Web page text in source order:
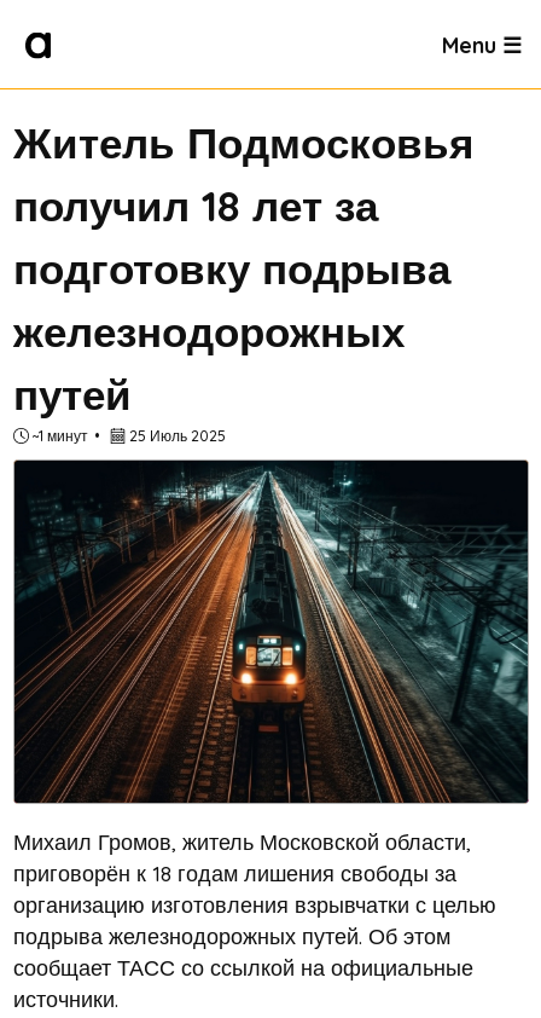
Menu ☰
Житель Подмосковья
получил 18 лет за
подготовку подрыва
железнодорожных
путей
~1 минут 25 Июль 2025
Михаил Громов, житель Московской области,
приговорён к 18 годам лишения свободы за
организацию изготовления взрывчатки с целью
подрыва железнодорожных путей. Об этом
сообщает ТАСС со ссылкой на официальные
источники.